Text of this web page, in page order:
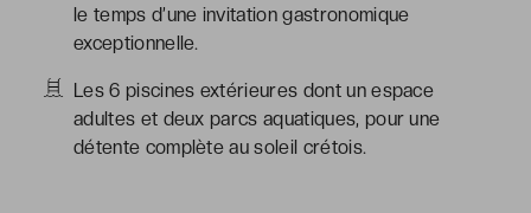
le temps d’une invitation gastronomique
exceptionnelle.
Les 6 piscines extérieures dont un espace
adultes et deux parcs aquatiques, pour une
détente complète au soleil crétois.